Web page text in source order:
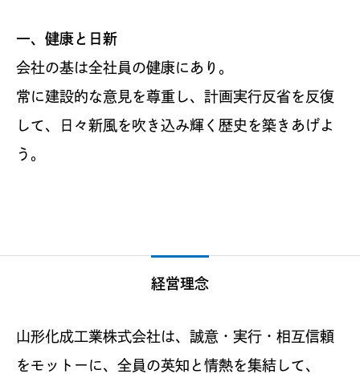
一、健康と日新
会社の基は全社員の健康にあり。
常に建設的な意見を尊重し、計画実行反省を反復
して、日々新風を吹き込み輝く歴史を築きあげよ
う。
経営理念
山形化成工業株式会社は、誠意・実行・相互信頼
をモットーに、全員の英知と情熱を集結して、